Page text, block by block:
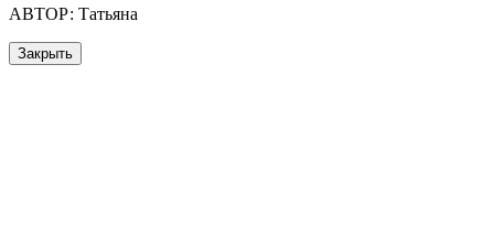
АВТОР: Татьяна
Закрыть